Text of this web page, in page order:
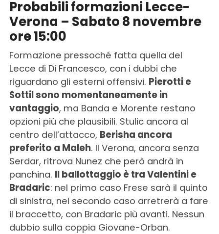
Probabili formazioni Lecce-
Verona – Sabato 8 novembre
ore 15:00
Formazione pressoché fatta quella del
Lecce di Di Francesco, con i dubbi che
riguardano gli esterni offensivi. Pierotti e
Sottil sono momentaneamente in
vantaggio, ma Banda e Morente restano
opzioni più che plausibili. Stulic ancora al
centro dell’attacco, Berisha ancora
preferito a Maleh. Il Verona, ancora senza
Serdar, ritrova Nunez che però andrà in
panchina. Il ballottaggio è tra Valentini e
Bradaric: nel primo caso Frese sarà il quinto
di sinistra, nel secondo caso arretrerà a fare
il braccetto, con Bradaric più avanti. Nessun
dubbio sulla coppia Giovane-Orban.